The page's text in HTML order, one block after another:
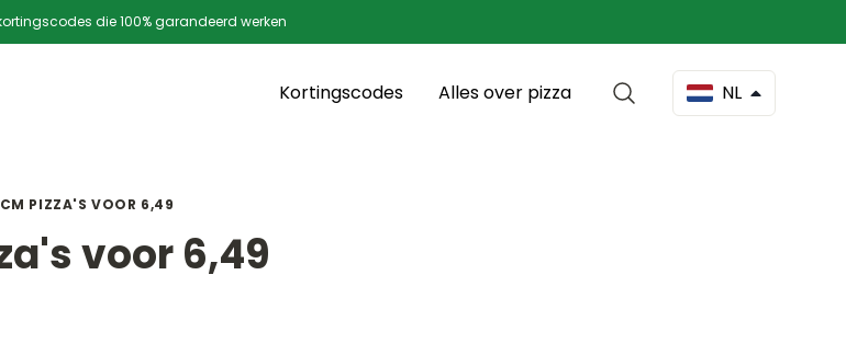
die 100% garandeerd werken
Kortingscodes Alles over pizza NL
PIZZA'S VOOR 6,49
voor 6,49